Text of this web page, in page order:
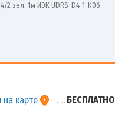
2 зел. 1м ИЭК UDRS-D4-1-K06
на карте БЕСПЛАТНО